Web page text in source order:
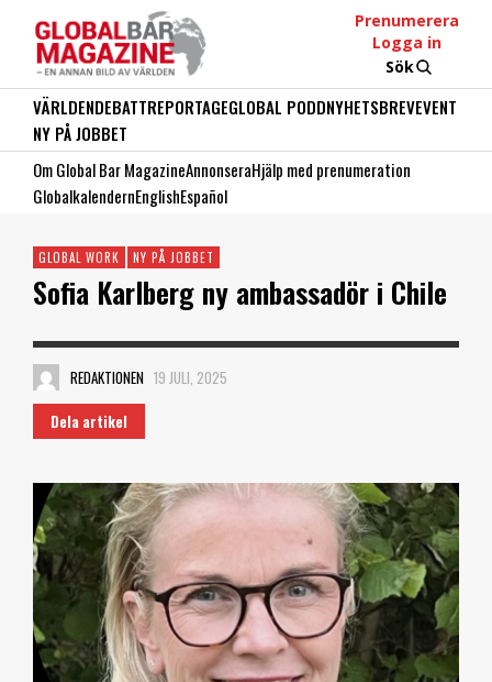
Prenumerera
Logga in
Sök
VÄRLDENDEBATTREPORTAGEGLOBAL PODDNYHETSBREVEVENT
NY PÅ JOBBET
Om Global Bar MagazineAnnonseraHjälp med prenumeration
GlobalkalendernEnglishEspañol
GLOBAL WORK NY PÅ JOBBET
Sofia Karlberg ny ambassadör i Chile
REDAKTIONEN 19 JULI, 2025
Dela artikel